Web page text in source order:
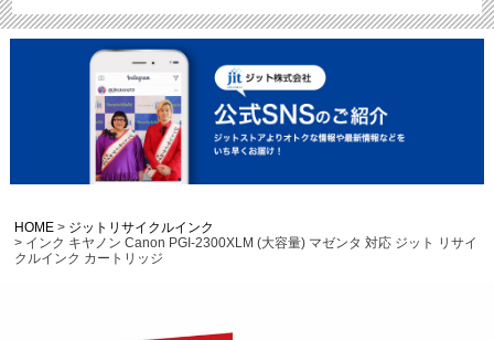
HOME
ジットリサイクルインク
インク キヤノン Canon PGI-2300XLM (大容量) マゼンタ 対応 ジット リサイ
クルインク カートリッジ